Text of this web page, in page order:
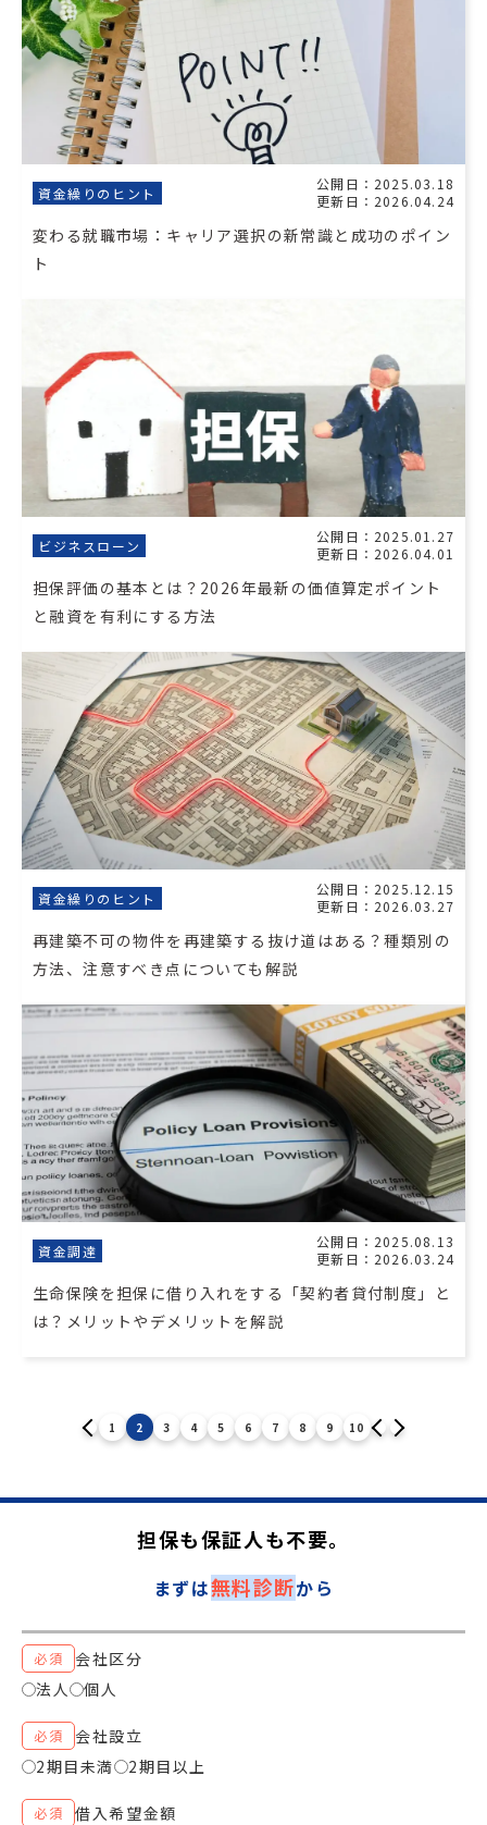
資金繰りのヒント
公開日：2025.03.18
更新日：2026.04.24
変わる就職市場：キャリア選択の新常識と成功のポイン
ト
ビジネスローン
公開日：2025.01.27
更新日：2026.04.01
担保評価の基本とは？2026年最新の価値算定ポイント
と融資を有利にする方法
資金繰りのヒント
公開日：2025.12.15
更新日：2026.03.27
再建築不可の物件を再建築する抜け道はある？種類別の
方法、注意すべき点についても解説
資金調達
公開日：2025.08.13
更新日：2026.03.24
生命保険を担保に借り入れをする「契約者貸付制度」と
は？メリットやデメリットを解説
1 2 3 4 5 6 7 8 9 10
担保も保証人も不要。
まずは無料診断から
必須
会社区分
法人
個人
必須
会社設立
2期目未満
2期目以上
必須
借入希望金額